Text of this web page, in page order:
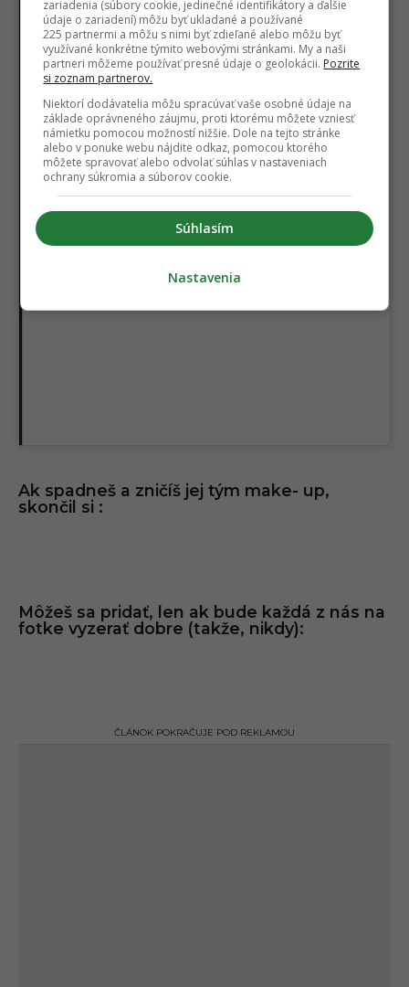
Ak spadneš a zničíš jej tým make- up,
skončil si :
Môžeš sa pridať, len ak bude každá z nás na
fotke vyzerať dobre (takže, nikdy):
ČLÁNOK POKRAČUJE POD REKLAMOU
zariadenia (súbory cookie, jedinečné identifikátory a ďalšie
údaje o zariadení) môžu byť ukladané a používané
225 partnermi a môžu s nimi byť zdieľané alebo môžu byť
využívané konkrétne týmito webovými stránkami. My a naši
partneri môžeme používať presné údaje o geolokácii. Pozrite
si zoznam partnerov.
Niektorí dodávatelia môžu spracúvať vaše osobné údaje na
základe oprávneného záujmu, proti ktorému môžete vzniesť
námietku pomocou možností nižšie. Dole na tejto stránke
alebo v ponuke webu nájdite odkaz, pomocou ktorého
môžete spravovať alebo odvolať súhlas v nastaveniach
ochrany súkromia a súborov cookie.
Súhlasím
Nastavenia